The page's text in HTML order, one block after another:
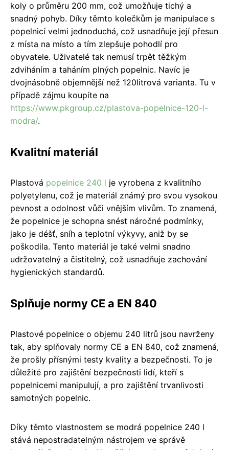
koly o průměru 200 mm, což umožňuje tichý a
snadný pohyb. Díky těmto kolečkům je manipulace s
popelnicí velmi jednoduchá, což usnadňuje její přesun
z místa na místo a tím zlepšuje pohodlí pro
obyvatele. Uživatelé tak nemusí trpět těžkým
zdviháním a taháním plných popelnic. Navíc je
dvojnásobně objemnější než 120litrová varianta. Tu v
případě zájmu koupíte na
https://www.pkgroup.cz/plastova-popelnice-120-l-
modra/.
Kvalitní materiál
Plastová popelnice 240 l je vyrobena z kvalitního
polyetylenu, což je materiál známý pro svou vysokou
pevnost a odolnost vůči vnějším vlivům. To znamená,
že popelnice je schopna snést náročné podmínky,
jako je déšť, sníh a teplotní výkyvy, aniž by se
poškodila. Tento materiál je také velmi snadno
udržovatelný a čistitelný, což usnadňuje zachování
hygienických standardů.
Splňuje normy CE a EN 840
Plastové popelnice o objemu 240 litrů jsou navrženy
tak, aby splňovaly normy CE a EN 840, což znamená,
že prošly přísnými testy kvality a bezpečnosti. To je
důležité pro zajištění bezpečnosti lidí, kteří s
popelnicemi manipulují, a pro zajištění trvanlivosti
samotných popelnic.
Díky těmto vlastnostem se modrá popelnice 240 l
stává nepostradatelným nástrojem ve správě